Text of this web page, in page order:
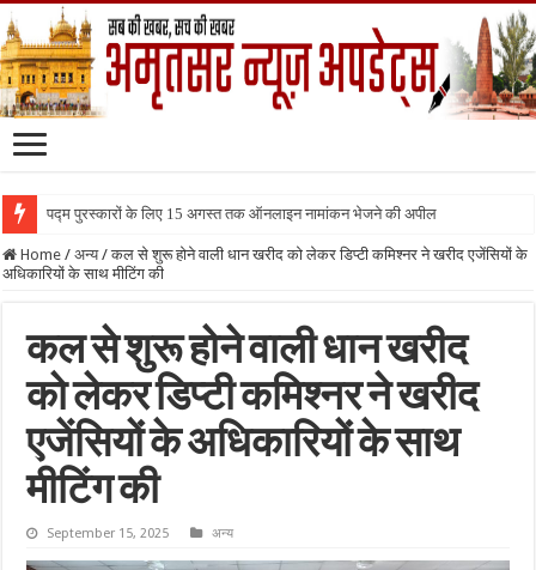
पद्म पुरस्कारों के लिए 15 अगस्त तक ऑनलाइन नामांकन भेजने की अपील
Home / अन्य / कल से शुरू होने वाली धान खरीद को लेकर डिप्टी कमिश्नर ने खरीद एजेंसियों के
अधिकारियों के साथ मीटिंग की
कल से शुरू होने वाली धान खरीद
को लेकर डिप्टी कमिश्नर ने खरीद
एजेंसियों के अधिकारियों के साथ
मीटिंग की
September 15, 2025 अन्य